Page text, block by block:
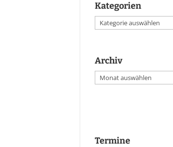
Kategorien
Kategorien
Archiv
Archiv
Termine